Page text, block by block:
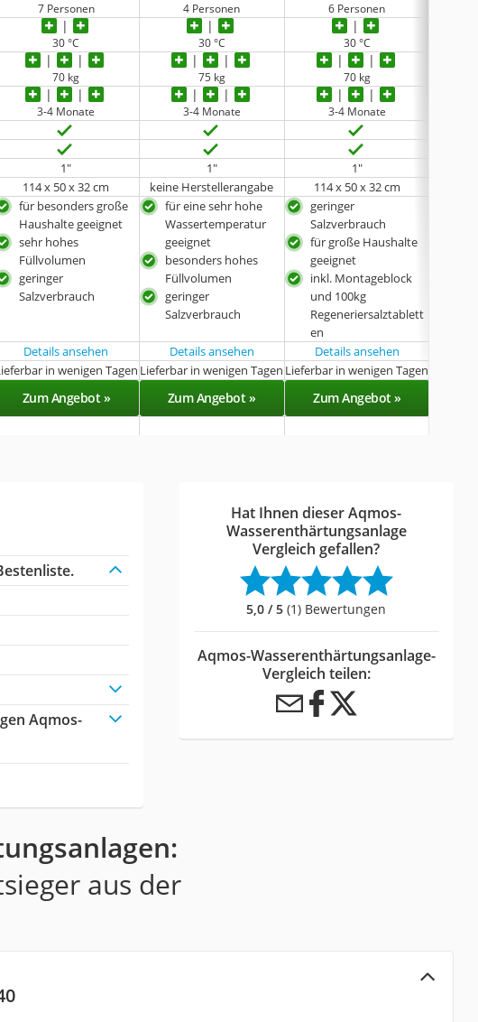
7 Personen 4 Personen 6 Personen
30 °C 30 °C 30 °C
70 kg 75 kg 70 kg
3-4 Monate 3-4 Monate 3-4 Monate
1" 1"
1"
114 x 50 x 32 cm keine Herstellerangabe 114 x 50 x 32 cm
für besonders große
Haushalte geeignet
sehr hohes
Füllvolumen
geringer
Salzverbrauch
für eine sehr hohe
Wassertemperatur
geeignet
besonders hohes
Füllvolumen
geringer
Salzverbrauch
geringer
Salzverbrauch
für große Haushalte
geeignet
inkl. Montageblock
und 100kg
Regeneriersalztablett
en
Details ansehen Details ansehen Details ansehen
in wenigen Tagen Lieferbar in wenigen Tagen Lieferbar in wenigen Tagen
Zum Angebot » Zum Angebot » Zum Angebot »
Aqmos-
Hat Ihnen dieser Aqmos-
Wasserenthärtungsanlage
Vergleich gefallen?
5,0 / 5 (1) Bewertungen
Aqmos-Wasserenthärtungsanlage-
Vergleich teilen:
aus der